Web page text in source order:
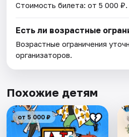
Стоимость билета: от 5 000 ₽.
Есть ли возрастные
Возрастные ограничения
организаторов.
Похожие детям
от 5 000 ₽